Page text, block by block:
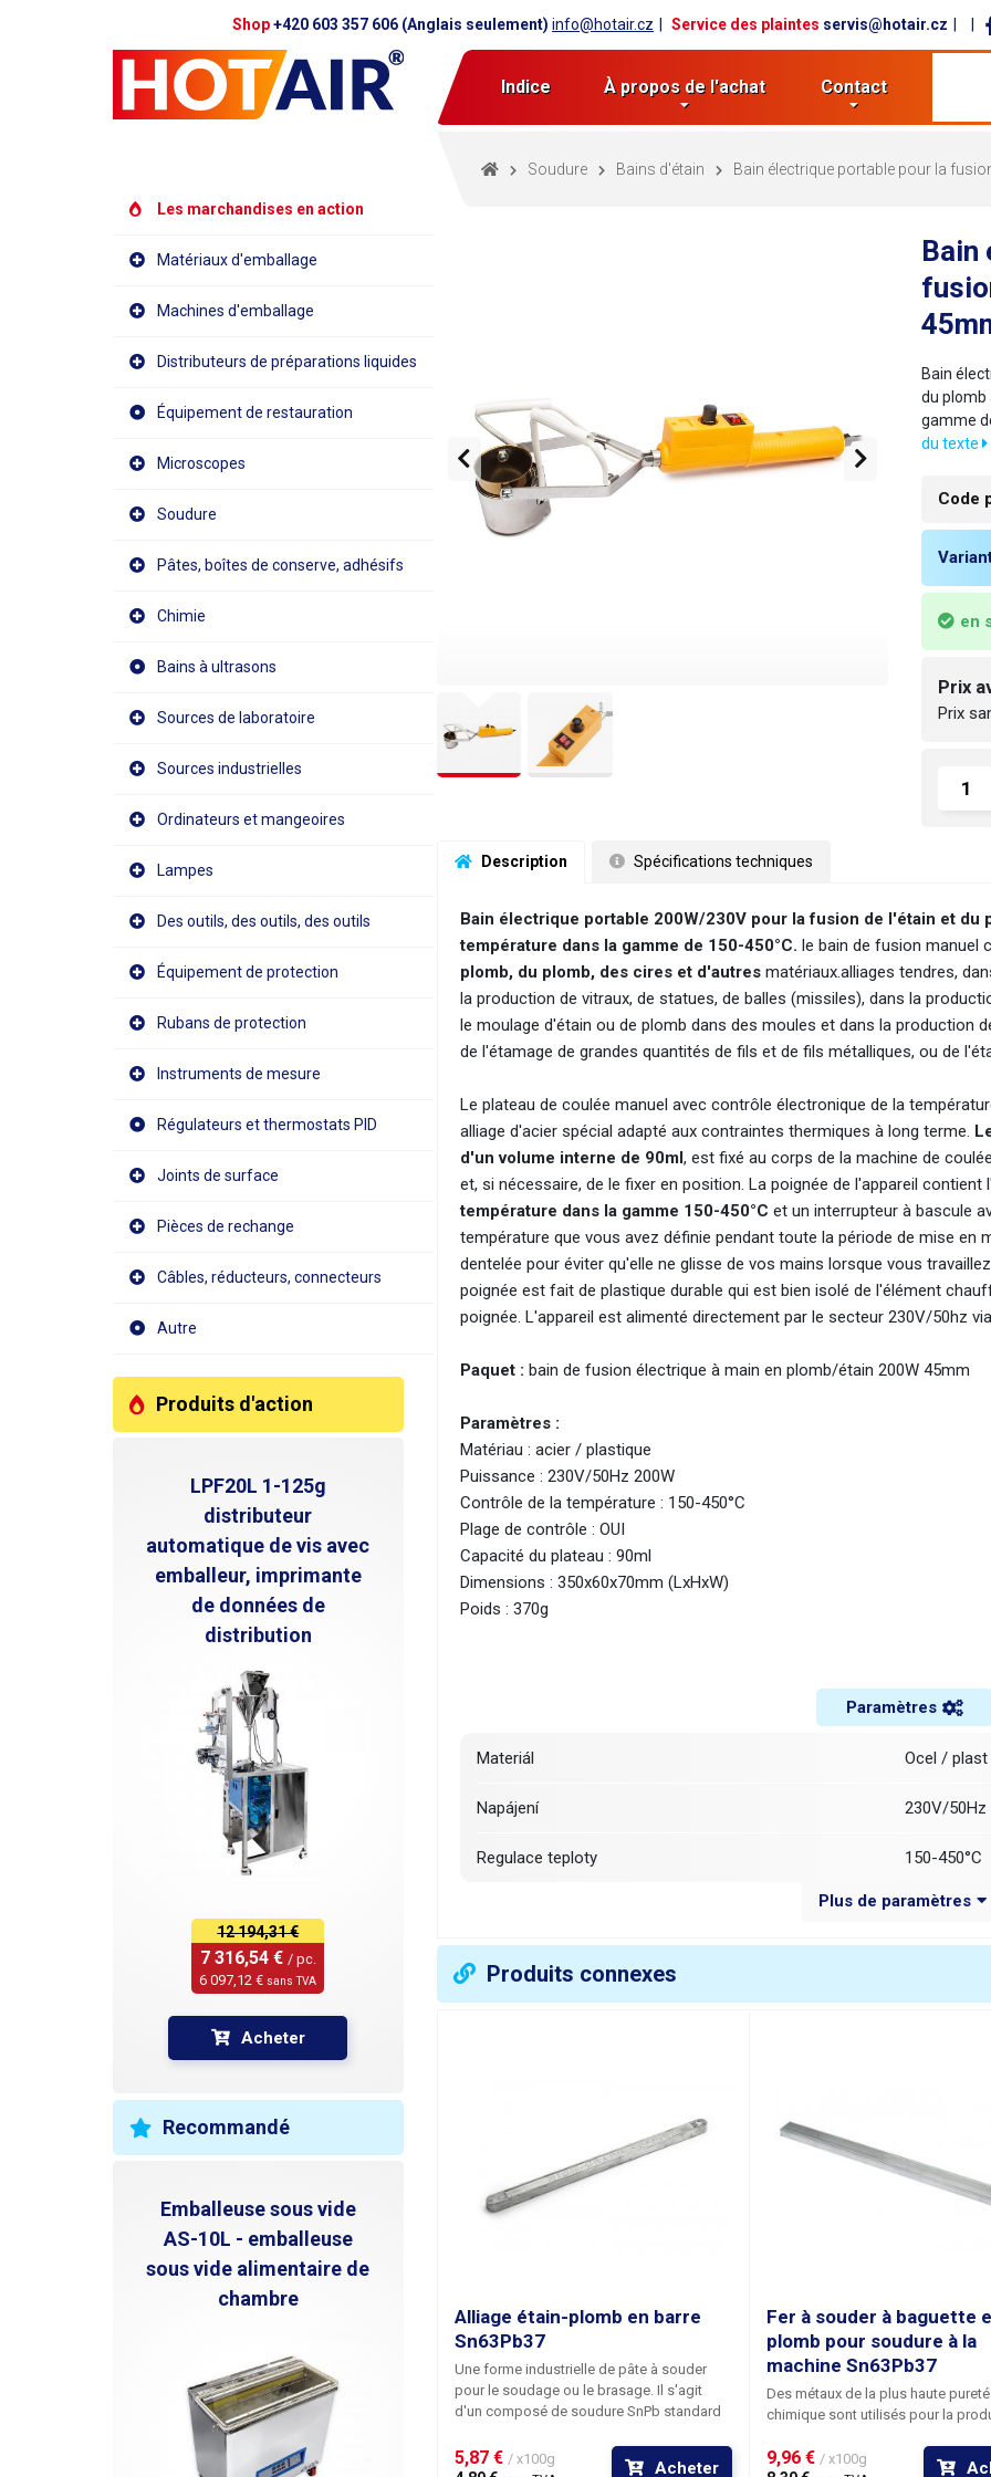
Shop+420 603 357 606 (Anglais seulement) info@hotair.cz Service des plaintes servis@hotair.cz
Indice À propos de l'achat Contact
Les marchandises en action
Matériaux d'emballage
Machines d'emballage
Distributeurs de préparations liquides
Équipement de restauration
Microscopes
Soudure
Pâtes, boîtes de conserve, adhésifs
Chimie
Bains à ultrasons
Sources de laboratoire
Sources industrielles
Ordinateurs et mangeoires
Lampes
Des outils, des outils, des outils
Équipement de protection
Rubans de protection
Instruments de mesure
Régulateurs et thermostats PID
Joints de surface
Pièces de rechange
Câbles, réducteurs, connecteurs
Autre
Produits d'action
LPF20L 1-125g
distributeur
automatique de vis avec
emballeur, imprimante
de données de
distribution
12 194,31 €
7 316,54 € / pc.
6 097,12 € sans TVA
Acheter
Recommandé
Emballeuse sous vide
AS-10L - emballeuse
sous vide alimentaire de
chambre
Soudure Bains d'étain Bain électrique portable pour la
Bain
Bain
du plomb
gamme
du texte
Code
en
Prix
Prix
Description Spécifications techniques
Bain électrique portable 200W/230V pour la fusion de l'étain et du
température dans la gamme de 150-450°C. le bain de fusion manuel
plomb, du plomb, des cires et d'autresmatériaux.alliages tendres,
la production de vitraux, de statues, de balles (missiles), dans la
le moulage d'étain ou de plomb dans des moules et dans la production
de l'étamage de grandes quantités de fils et de fils métalliques, ou de
Le plateau de coulée manuel avec contrôle électronique de la
alliage d'acier spécial adapté aux contraintes thermiques à long terme.
d'un volume interne de 90ml, est fixé au corps de la machine de
et, si nécessaire, de le fixer en position. La poignée de l'appareil
température dans la gamme 150-450°C et un interrupteur à bascule
température que vous avez définie pendant toute la période de mise en
dentelée pour éviter qu'elle ne glisse de vos mains lorsque vous
poignée est fait de plastique durable qui est bien isolé de l'élément
poignée. L'appareil est alimenté directement par le secteur 230V/50hz
Paquet : bain de fusion électrique à main en plomb/étain 200W 45mm
Paramètres :
Matériau : acier / plastique
Puissance : 230V/50Hz 200W
Contrôle de la température : 150-450°C
Plage de contrôle : OUI
Capacité du plateau : 90ml
Dimensions : 350x60x70mm (LxHxW)
Poids : 370g
Paramètres
Materiál Ocel / plast
Napájení 230V/50Hz
Regulace teploty 150-450°C
ANO
Rozměry
Plus de paramètres
Produits connexes
Alliage étain-plomb en barre
Sn63Pb37
Une forme industrielle de pâte à souder
pour le soudage ou le brasage. Il s'agit
d'un composé de soudure SnPb standard
tromper par le fait qu'il ressemble à une
5,87 € / x100g Acheter
Fer à souder à baguette
plomb pour soudure à la
machine Sn63Pb37
Des métaux de la plus haute pureté
chimique sont utilisés pour la
pour le soudage à la machine sont
9,96 € / x100g